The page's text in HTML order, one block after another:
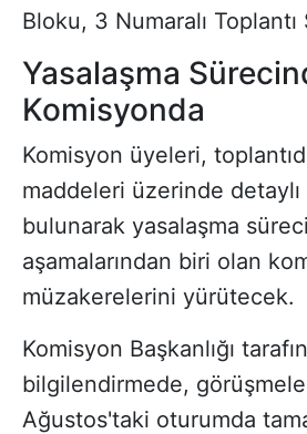
Bloku, 3 Numaralı Toplantı
Yasalaşma
Komisyonda
Komisyon üyeleri,
maddeleri üzerinde
bulunarak yasalaşma
aşamalarından biri olan
müzakerelerini yürütecek.
Komisyon Başkanlığı
bilgilendirmede,
Ağustos'taki oturumda